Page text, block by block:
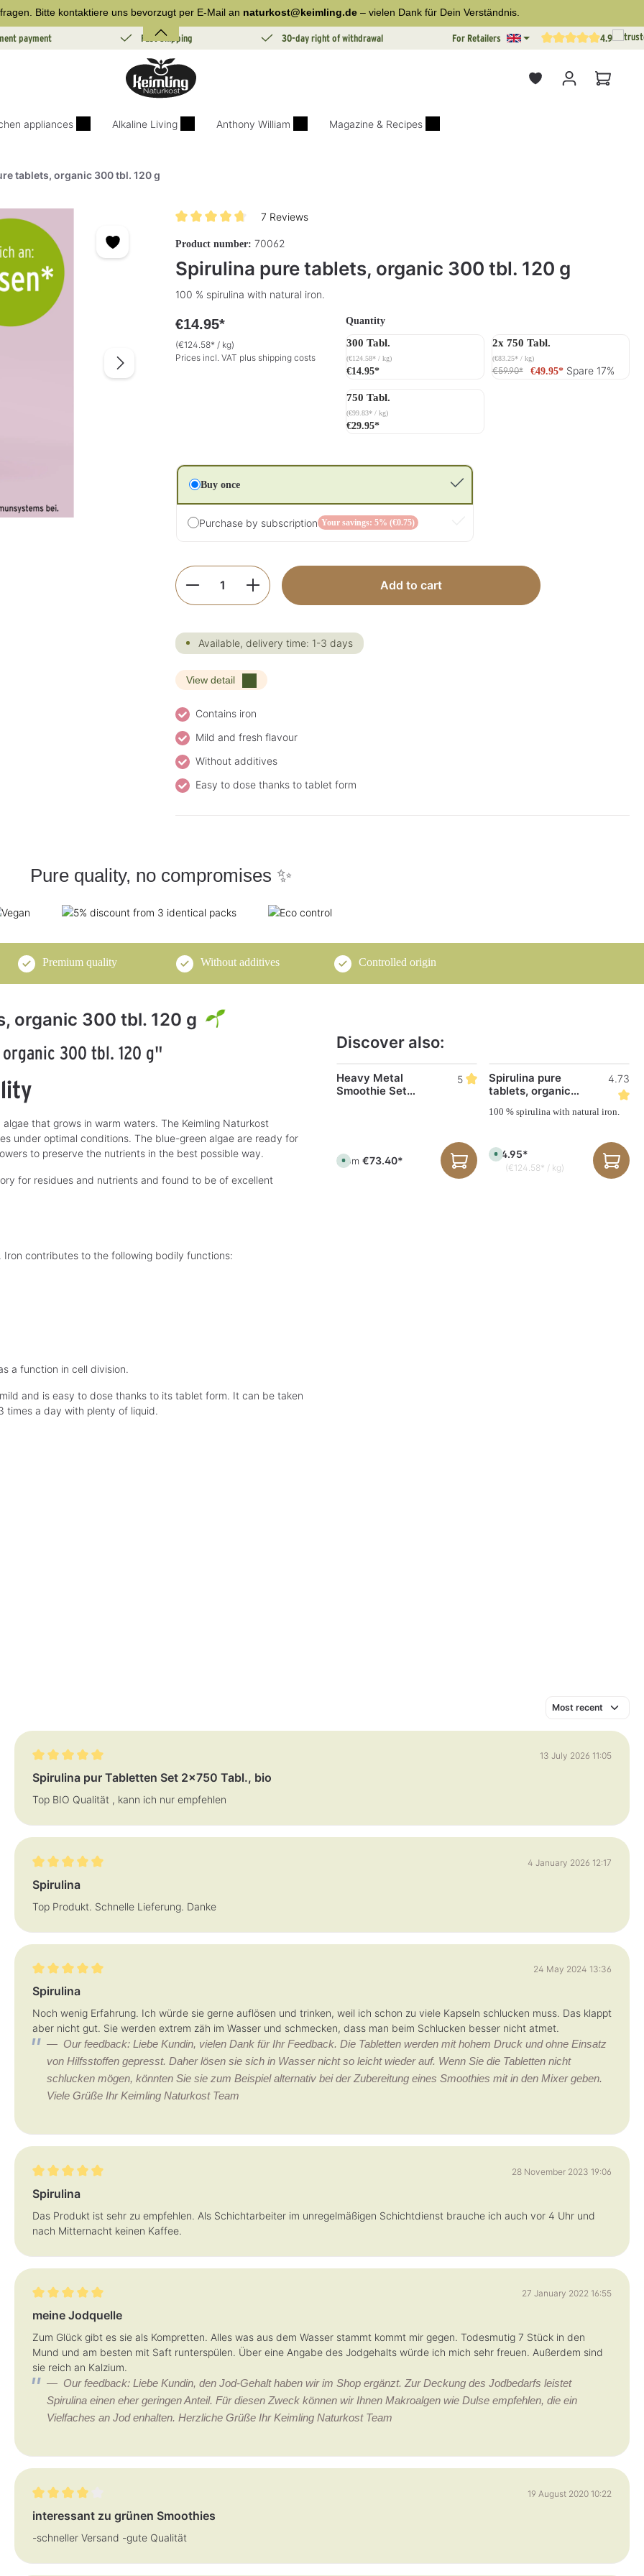
Bitte kontaktiere uns bevorzugt per E-Mail an naturkost@keimling.de– vielen Dank für Dein Verständnis.
payment Fast Shipping 30-day right of withdrawal For Retailers Average rating of 4.9 out
4.9
appliances Alkaline Living Anthony William Magazine & Recipes
tablets, organic 300 tbl. 120 g
7 Reviews
Product number: 70062
Spirulina pure tablets, organic 300 tbl. 120 g
100 % spirulina with natural iron.
€14.95*
(€124.58* / kg)
Prices incl. VAT plus shipping costs
Select
Quantity
300 Tabl.
(€124.58* / kg)
€14.95*
2x 750 Tabl.
(€83.25* / kg)
€59.90* €49.95* Spare 17%
750 Tabl.
(€99.83* / kg)
€29.95*
Buy once
Purchase by subscription Your savings: 5% (€0.75)
Product Quantity: Enter the desired amount or use the
Add to cart
Available, delivery time: 1-3 days
View detail
Contains iron
Mild and fresh flavour
Without additives
Easy to dose thanks to tablet form
Pure quality, no compromises ✨
Premium quality Without additives Controlled origin
organic 300 tbl. 120 g
300 tbl. 120 g"
that grows in warm waters. The Keimling Naturkost
under optimal conditions. The blue-green algae are ready for
to preserve the nutrients in the best possible way.
for residues and nutrients and found to be of excellent
contributes to the following bodily functions:
a function in cell division.
and is easy to dose thanks to its tablet form. It can be taken
times a day with plenty of liquid.
Discover also:
Heavy Metal
Smoothie Set
5
A
v
From €73.40*
Spirulina pure
tablets, organic
4.73
100 % spirulina with natural iron.
A
v
€14.95*
(€124.58* / kg)
Review with rating of 5 out of 5 stars
13 July 2026 11:05
Spirulina pur Tabletten Set 2x750 Tabl., bio
Top BIO Qualität , kann ich nur empfehlen
Review with rating of 5 out of 5 stars
4 January 2026 12:17
Spirulina
Top Produkt. Schnelle Lieferung. Danke
Review with rating of 5 out of 5 stars
24 May 2024 13:36
Spirulina
Noch wenig Erfahrung. Ich würde sie gerne auflösen und trinken, weil ich schon zu viele Kapseln schlucken muss. Das klappt
aber nicht gut. Sie werden extrem zäh im Wasser und schmecken, dass man beim Schlucken besser nicht atmet.
Our feedback: Liebe Kundin, vielen Dank für Ihr Feedback. Die Tabletten werden mit hohem Druck und ohne Einsatz
von Hilfsstoffen gepresst. Daher lösen sie sich in Wasser nicht so leicht wieder auf. Wenn Sie die Tabletten nicht
schlucken mögen, könnten Sie sie zum Beispiel alternativ bei der Zubereitung eines Smoothies mit in den Mixer geben.
Viele Grüße Ihr Keimling Naturkost Team
Review with rating of 5 out of 5 stars
28 November 2023 19:06
Spirulina
Das Produkt ist sehr zu empfehlen. Als Schichtarbeiter im unregelmäßigen Schichtdienst brauche ich auch vor 4 Uhr und
nach Mitternacht keinen Kaffee.
Review with rating of 5 out of 5 stars
27 January 2022 16:55
meine Jodquelle
Zum Glück gibt es sie als Kompretten. Alles was aus dem Wasser stammt kommt mir gegen. Todesmutig 7 Stück in den
Mund und am besten mit Saft runterspülen. Über eine Angabe des Jodgehalts würde ich mich sehr freuen. Außerdem sind
sie reich an Kalzium.
Our feedback: Liebe Kundin, den Jod-Gehalt haben wir im Shop ergänzt. Zur Deckung des Jodbedarfs leistet
Spirulina einen eher geringen Anteil. Für diesen Zweck können wir Ihnen Makroalgen wie Dulse empfehlen, die ein
Vielfaches an Jod enhalten. Herzliche Grüße Ihr Keimling Naturkost Team
Review with rating of 4 out of 5 stars
19 August 2020 10:22
interessant zu grünen Smoothies
-schneller Versand -gute Qualität